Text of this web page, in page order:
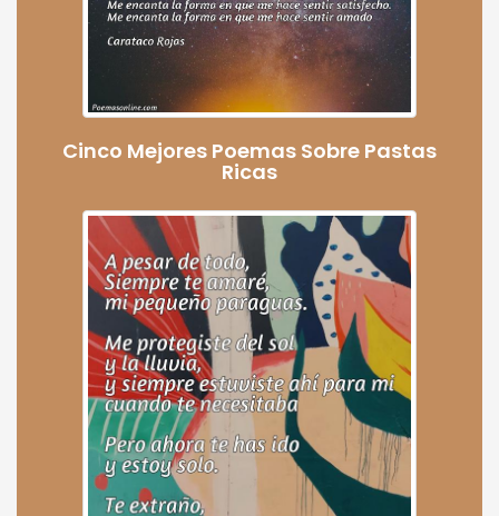
Cinco Mejores Poemas Sobre Pastas
Ricas